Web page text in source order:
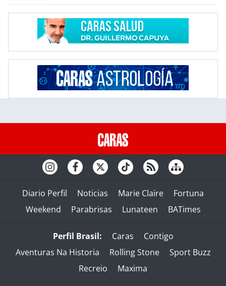
Diario Perfil Noticias Marie Claire
Fortuna
Weekend
Parabrisas Lunateen BATimes
Perfil Brasil: Caras
Contigo
Aventuras Na Historia
Rolling Stone
Sport Buzz
Recreio
Maxima